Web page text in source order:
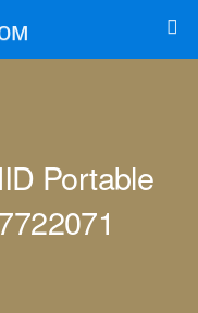
Portable